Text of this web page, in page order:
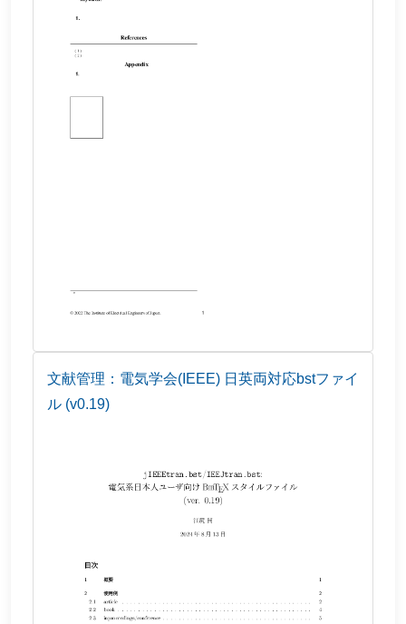
文献管理：電気学会(IEEE) 日英両対応bstファイ
ル (v0.19)